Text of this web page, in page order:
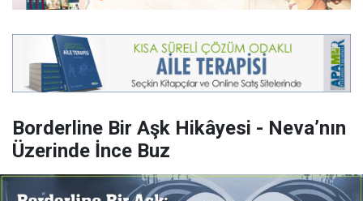
Borderline Bir Aşk Hikâyesi - Neva’nın
Üzerinde İnce Buz